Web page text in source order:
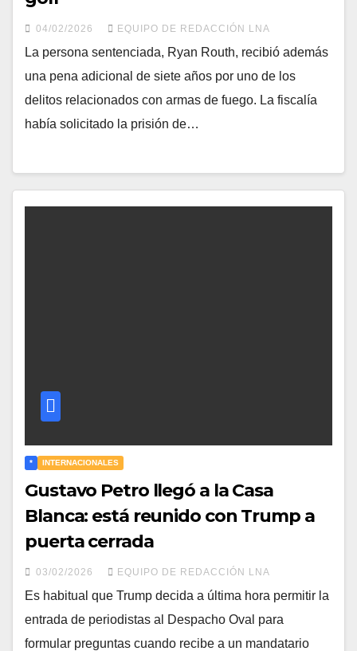
04/02/2026 EQUIPO DE REDACCIÓN LNA
La persona sentenciada, Ryan Routh, recibió además
una pena adicional de siete años por uno de los
delitos relacionados con armas de fuego. La fiscalía
había solicitado la prisión de…
* INTERNACIONALES
Gustavo Petro llegó a la Casa
Blanca: está reunido con Trump a
puerta cerrada
03/02/2026 EQUIPO DE REDACCIÓN LNA
Es habitual que Trump decida a última hora permitir la
entrada de periodistas al Despacho Oval para
formular preguntas cuando recibe a un mandatario